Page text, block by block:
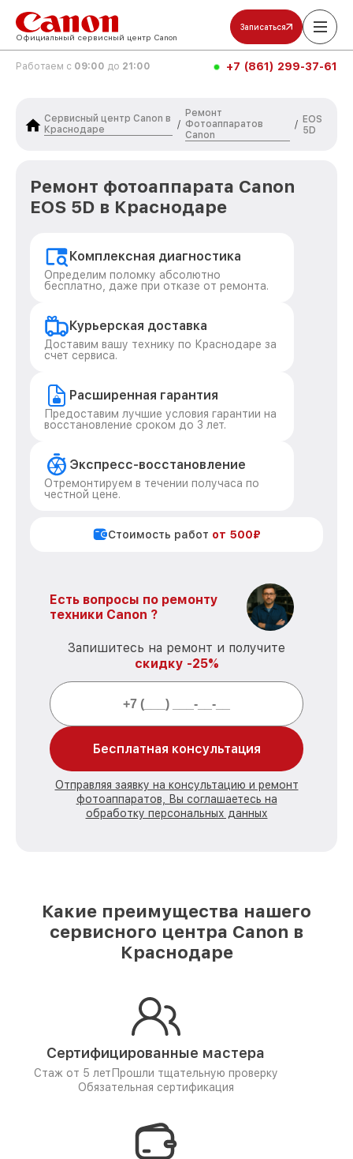
Официальный сервисный центр Canon
Записаться
Работаем с 09:00 до 21:00 +7 (861) 299-37-61
Сервисный центр Canon в
Краснодаре
/
Ремонт
Фотоаппаратов
Canon
/ EOS
5D
Ремонт фотоаппарата Canon
EOS 5D в Краснодаре
Комплексная диагностика
Определим поломку абсолютно
бесплатно, даже при отказе от ремонта.
Курьерская доставка
Доставим вашу технику по Краснодаре за
счет сервиса.
Расширенная гарантия
Предоставим лучшие условия гарантии на
восстановление сроком до 3 лет.
Экспресс-восстановление
Отремонтируем в течении получаса по
честной цене.
Стоимость работ от 500₽
Есть вопросы по ремонту
техники Canon ?
Запишитесь на ремонт и получите
скидку -25%
Бесплатная консультация
Отправляя заявку на консультацию и ремонт
фотоаппаратов, Вы соглашаетесь на
обработку персональных данных
Какие преимущества нашего
сервисного центра Canon в
Краснодаре
Сертифицированные мастера
Стаж от 5 лет Прошли тщательную проверку
Обязательная сертификация